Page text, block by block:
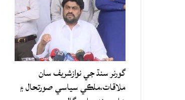
گورنر سنڌ جي نوازشريف سان
ملاقات،ملڪي سياسي صورتحال ۽